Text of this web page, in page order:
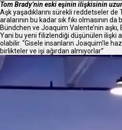
Tom Brady’nin eski eşinin ilişkisinin
Aşk yaşadıklarını sürekli reddetseler
aralarının bu kadar sık fıkı olmasının
Bündchen ve Joaquim Valente’nin aşkı,
Yani bu yeni filizlendiği düşünülen ilişki
olabilir. “Gisele insanların Joaquim’le
birlikteler ve işi ağırdan almıyorlar”